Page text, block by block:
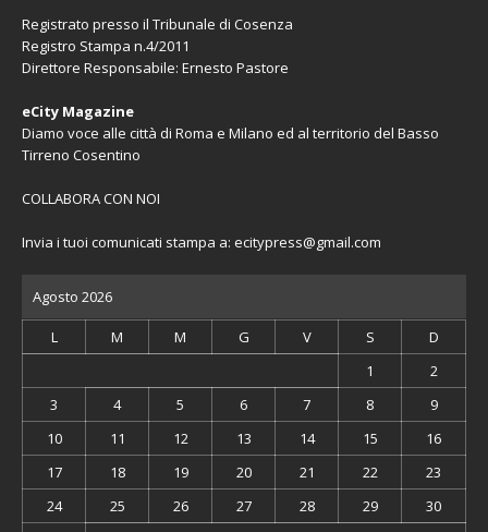
Registrato presso il Tribunale di Cosenza
Registro Stampa n.4/2011
Direttore Responsabile: Ernesto Pastore
eCity Magazine
Diamo voce alle città di Roma e Milano ed al territorio del Basso
Tirreno Cosentino
COLLABORA CON NOI
Invia i tuoi comunicati stampa a: ecitypress@gmail.com
Agosto 2026
L M M G V S
D
1
2
3
4 5 6 7 8
9
10
11 12 13 14 15
16
17
18 19 20 21 22
23
24
25 26 27 28 29
30